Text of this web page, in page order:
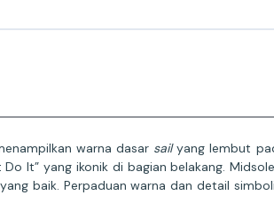
warna dasar sailyang lembut
It” yang ikonik di bagian belakang.
baik. Perpaduan warna dan detail